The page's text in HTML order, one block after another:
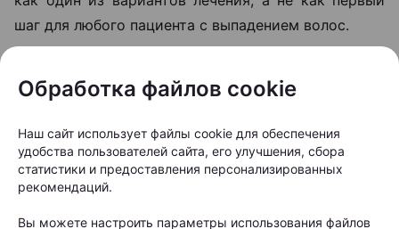
шаг для любого пациента с выпадением волос.
Обработка файлов cookie
Наш сайт использует файлы cookie для обеспечения
удобства пользователей сайта, его улучшения, сбора
статистики и предоставления персонализированных
рекомендаций.
Вы можете настроить параметры использования файлов